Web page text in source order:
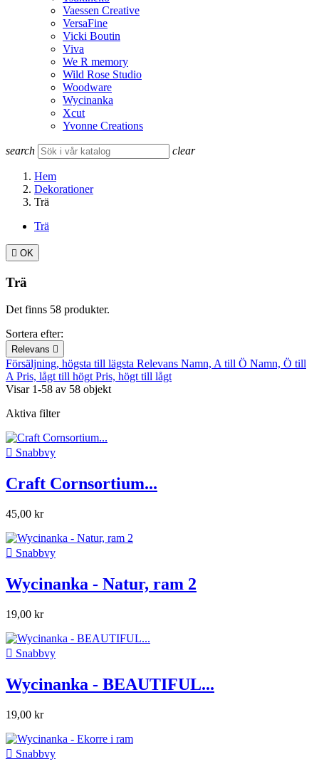
Vaessen Creative
VersaFine
Vicki Boutin
Viva
We R memory
Wild Rose Studio
Woodware
Wycinanka
Xcut
Yvonne Creations
search clear
Hem
Dekorationer
Trä
Trä
 OK
Trä
Det finns 58 produkter.
Sortera efter:
Relevans 
Försäljning, högsta till lägsta Relevans Namn, A till Ö Namn, Ö till
APris, lågt till högtPris, högt till lågt
Visar 1-58 av 58 objekt
Aktiva filter
 Snabbvy
Craft Cornsortium...
45,00 kr
 Snabbvy
Wycinanka - Natur, ram 2
19,00 kr
 Snabbvy
Wycinanka - BEAUTIFUL...
19,00 kr
 Snabbvy